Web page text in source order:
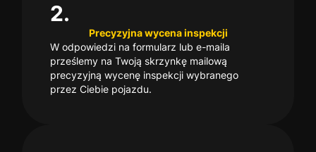
2.
Precyzyjna wycena inspekcji
W odpowiedzi na formularz lub e-maila
prześlemy na Twoją skrzynkę mailową
precyzyjną wycenę inspekcji wybranego
przez Ciebie pojazdu.